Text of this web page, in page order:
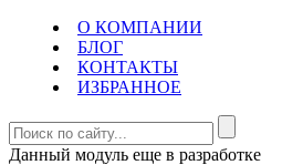
О КОМПАНИИ
БЛОГ
КОНТАКТЫ
ИЗБРАННОЕ
Данный модуль еще в разработке